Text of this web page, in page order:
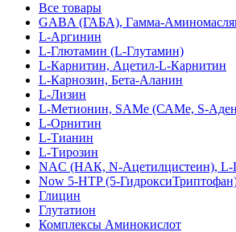
Все товары
GABA (ГАБА), Гамма-
L-Аргинин
L-Глютамин (L-Глутамин)
L-Карнитин, Ацетил-L-Карнитин
L-Карнозин, Бета-Аланин
L-Лизин
L-Метионин, SAMe (САМе, S-
L-Орнитин
L-Тианин
L-Тирозин
NAC (НАК, N-Ацетилцистеин), L-
Now 5-HTP (5-
Глицин
Глутатион
Комплексы Аминокислот